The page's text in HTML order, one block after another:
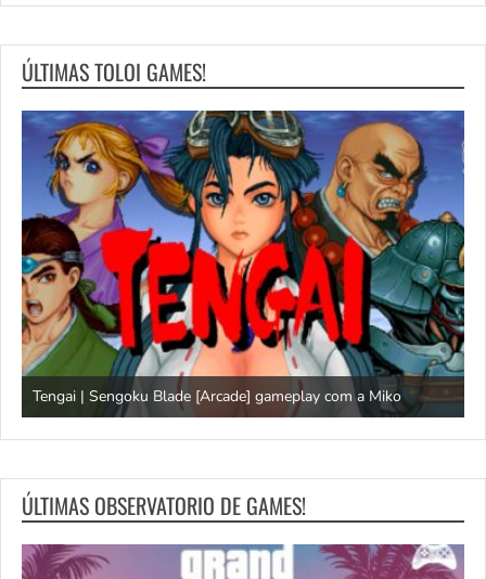
ÚLTIMAS TOLOI GAMES!
Tengai | Sengoku Blade [Arcade] gameplay com a Miko
ÚLTIMAS OBSERVATORIO DE GAMES!